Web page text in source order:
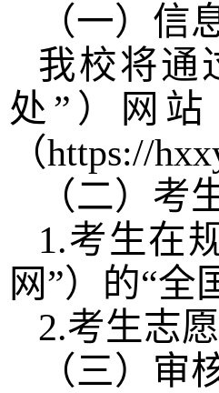
（一）信
我校将通
处 ” ）网站
（https://
（二）考
1.考生在
网”）的“全
2.考生志
（三）审